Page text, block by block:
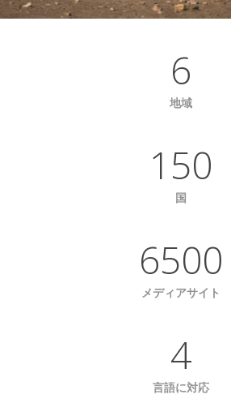
6
地域
150
国
6500
メディアサイト
4
言語に対応